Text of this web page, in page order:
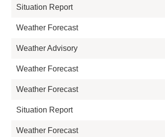
Situation Report
Weather Forecast
Weather Advisory
Weather Forecast
Weather Forecast
Situation Report
Weather Forecast